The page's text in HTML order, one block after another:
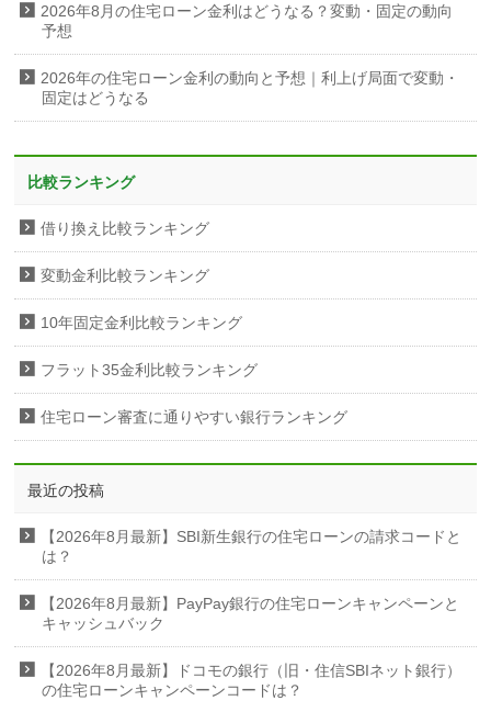
2026年8月の住宅ローン金利はどうなる？変動・固定の動向
予想
2026年の住宅ローン金利の動向と予想｜利上げ局面で変動・
固定はどうなる
比較ランキング
借り換え比較ランキング
変動金利比較ランキング
10年固定金利比較ランキング
フラット35金利比較ランキング
住宅ローン審査に通りやすい銀行ランキング
最近の投稿
【2026年8月最新】SBI新生銀行の住宅ローンの請求コードと
は？
【2026年8月最新】PayPay銀行の住宅ローンキャンペーンと
キャッシュバック
【2026年8月最新】ドコモの銀行（旧・住信SBIネット銀行）
の住宅ローンキャンペーンコードは？